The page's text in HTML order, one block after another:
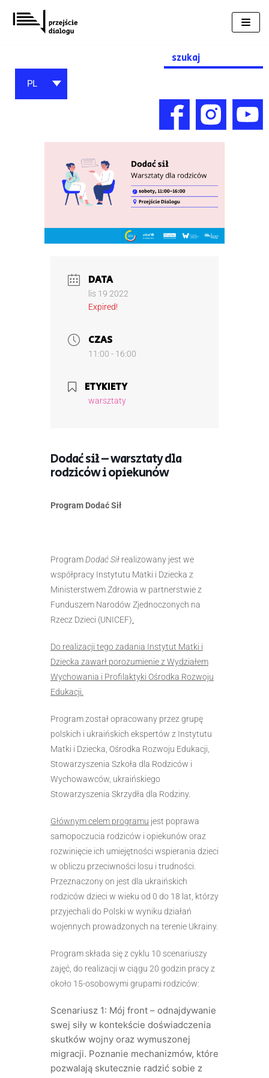
Przejdź
do
Search
for:
PL
DATA
lis 19 2022
Expired!
CZAS
11:00 - 16:00
ETYKIETY
warsztaty
Dodać sił – warsztaty dla
rodziców i opiekunów
Program Dodać Sił
ProgramDodać Sił realizowany jest we
współpracy Instytutu Matki i Dziecka z
Ministerstwem Zdrowia w partnerstwie z
Funduszem Narodów Zjednoczonych na
Rzecz Dzieci (UNICEF)
Do realizacji tego zadania Instytut Matki i
Dziecka zawarł porozumienie z Wydziałem
Wychowania i Profilaktyki Ośrodka Rozwoju
Edukacji.
Program został opracowany przez grupę
polskich i ukraińskich ekspertów z Instytutu
Matki i Dziecka, Ośrodka Rozwoju Edukacji,
Stowarzyszenia Szkoła dla Rodziców i
Wychowawców, ukraińskiego
Stowarzyszenia Skrzydła dla Rodziny.
Głównym celem programu jest poprawa
samopoczucia rodziców i opiekunów oraz
rozwinięcie ich umiejętności wspierania dzieci
w obliczu przeciwności losu i trudności.
Przeznaczony on jest dla ukraińskich
rodziców dzieci w wieku od 0 do 18 lat, którzy
przyjechali do Polski w wyniku działań
wojennych prowadzonych na terenie Ukrainy.
Program składa się z cyklu 10 scenariuszy
zajęć, do realizacji w ciągu 20 godzin pracy z
około 15-osobowymi grupami rodziców:
Scenariusz 1: Mój front – odnajdywanie
swej siły w kontekście doświadczenia
skutków wojny oraz wymuszonej
migracji. Poznanie mechanizmów, które
pozwalają skutecznie radzić sobie z